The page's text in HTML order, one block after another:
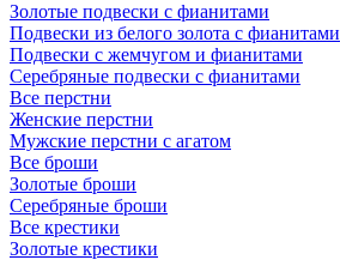
Золотые подвески с фианитами
Подвески из белого золота с фианитами
Подвески с жемчугом и фианитами
Серебряные подвески с фианитами
Все перстни
Женские перстни
Мужские перстни с агатом
Все броши
Золотые броши
Серебряные броши
Все крестики
Золотые крестики